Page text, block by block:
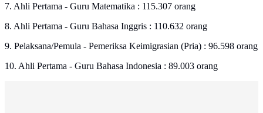
7. Ahli Pertama - Guru Matematika : 115.307 orang
8. Ahli Pertama - Guru Bahasa Inggris : 110.632 orang
9. Pelaksana/Pemula - Pemeriksa Keimigrasian (Pria) : 96.598 orang
10. Ahli Pertama - Guru Bahasa Indonesia : 89.003 orang